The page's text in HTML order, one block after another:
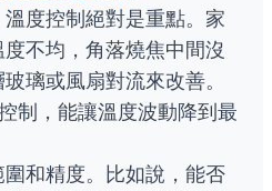
度控制絕對是重點。家
不均，角落燒焦中間沒
璃或風扇對流來改善。
制，能讓溫度波動降到最
和精度。比如說，能否